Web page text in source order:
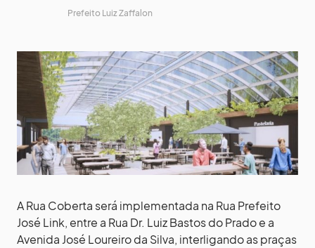
Prefeito Luiz Zaffalon
A Rua Coberta será implementada na Rua Prefeito
José Link, entre a Rua Dr. Luiz Bastos do Prado e a
Avenida José Loureiro da Silva, interligando as praças